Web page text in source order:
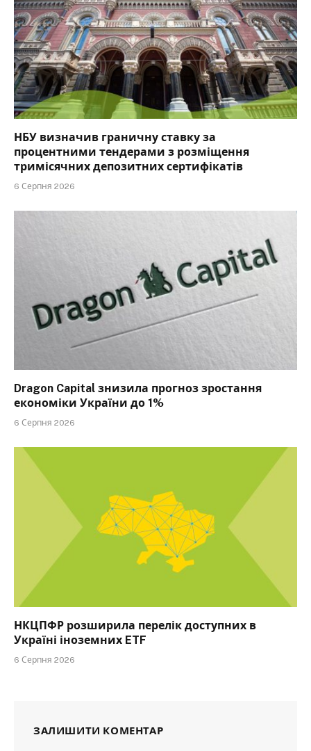
НБУ визначив граничну ставку за
процентними тендерами з розміщення
тримісячних депозитних сертифікатів
6 Серпня 2026
Dragon Capital знизила прогноз зростання
економіки України до 1%
6 Серпня 2026
НКЦПФР розширила перелік доступних в
Україні іноземних ETF
6 Серпня 2026
ЗАЛИШИТИ КОМЕНТАР